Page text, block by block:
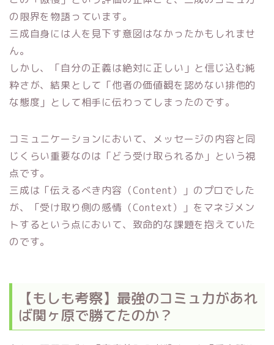
の限界を物語っています。
三成自身には人を見下す意図はなかったかもしれませ
ん。
しかし、「自分の正義は絶対に正しい」と信じ込む純
粋さが、結果として「他者の価値観を認めない排他的
な態度」として相手に伝わってしまったのです。
コミュニケーションにおいて、メッセージの内容と同
じくらい重要なのは「どう受け取られるか」という視
点です。
三成は「伝えるべき内容（Content）」のプロでした
が、「受け取り側の感情（Context）」をマネジメン
トするという点において、致命的な課題を抱えていた
のです。
【もしも考察】最強のコミュ力があれ
ば関ヶ原で勝てたのか？